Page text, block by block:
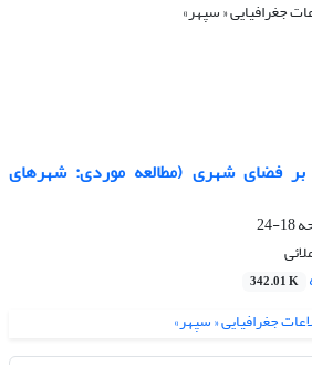
بر فضای شهری (مطالعه موردی: شهرهای
18-24
342.01 K